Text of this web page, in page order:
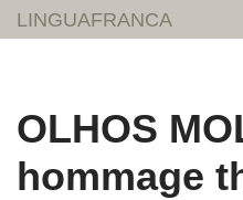
content
LINGUAFRANCA
OLHOS
hommage